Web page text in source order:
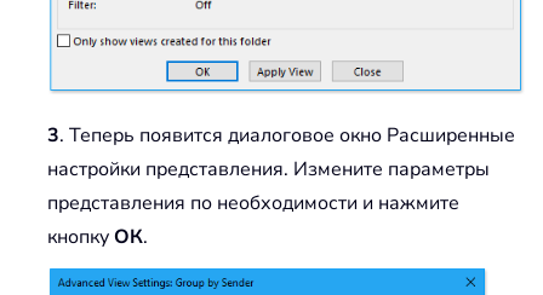
3. Теперь появится диалоговое окно Расширенные
настройки представления. Измените параметры
представления по необходимости и нажмите
кнопкуОК.